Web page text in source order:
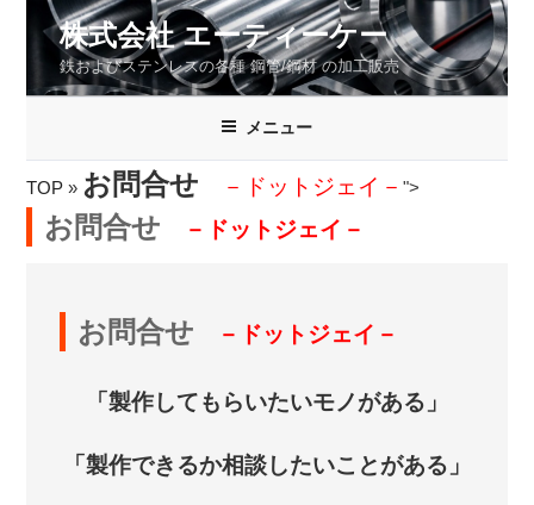
ン
ス
キ
株式会社 エーティーケー
鉄およびステンレスの各種 鋼管/鋼材 の加工販売
メニュー
TOP » お問合せ －ドットジェイ－">
お問合せ －ドットジェイ－
お問合せ －ドットジェイ－
「製作してもらいたいモノがある」
「製作できるか相談したいことがある」